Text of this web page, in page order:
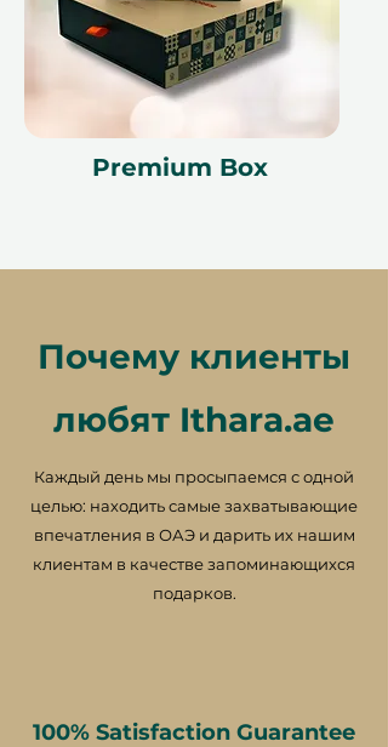
бронирование на тот же день не
может быть обработано из-за
политики наших партнеров.
Отмена бронирования может
недействительным. Условия
могут изменяться.
Premium Box
Почему клиенты
любят Ithara.ae
Каждый день мы просыпаемся с одной
целью: находить самые захватывающие
впечатления в ОАЭ и дарить их нашим
клиентам в качестве запоминающихся
подарков.
100% Satisfaction Guarantee